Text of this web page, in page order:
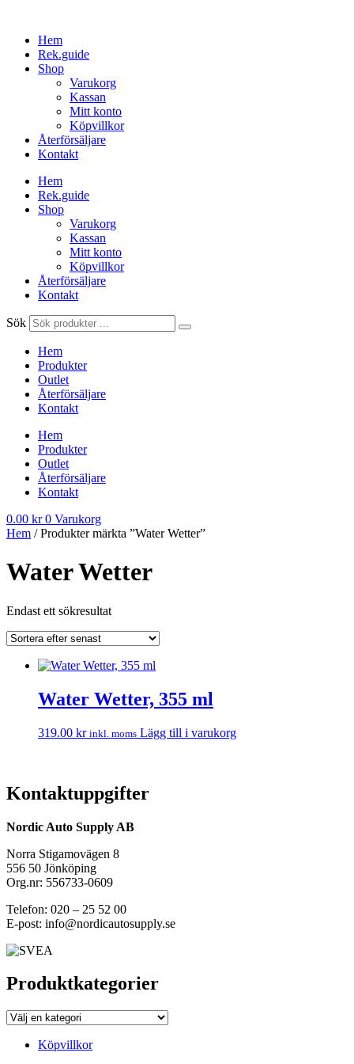
innehållHem
Rek.guide
Shop
Varukorg
Kassan
Mitt konto
Köpvillkor
Återförsäljare
Kontakt
Hem
Rek.guide
Shop
Varukorg
Kassan
Mitt konto
Köpvillkor
Återförsäljare
Kontakt
Sök
Hem
Produkter
Outlet
Återförsäljare
Kontakt
Hem
Produkter
Outlet
Återförsäljare
Kontakt
0.00 kr 0 Varukorg
Hem / Produkter märkta ”Water Wetter”
Water Wetter
Endast ett sökresultat
Water Wetter, 355 ml
319.00 kr inkl. moms Lägg till i varukorg
Kontaktuppgifter
Nordic Auto Supply AB
Norra Stigamovägen 8
556 50 Jönköping
Org.nr: 556733-0609
Telefon: 020 – 25 52 00
E-post: info@nordicautosupply.se
Produktkategorier
Köpvillkor